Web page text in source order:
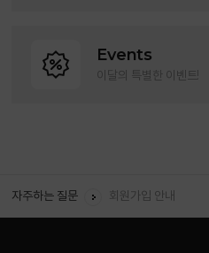
Events
이달의 특별한 이벤트!
자주하는 질문 회원가입 안내